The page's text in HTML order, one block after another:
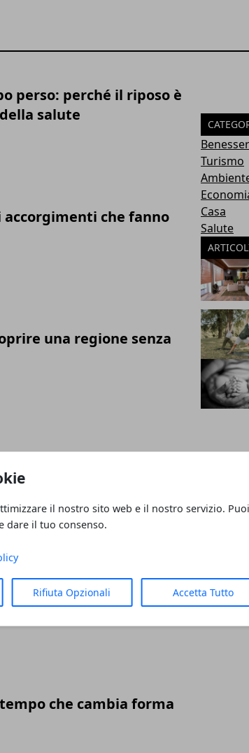
il nostro sito web e il nostro servizio. Puoi
dare il tuo consenso.
Rifiuta Opzionali Accetta Tutto
perso: perché il riposo è
salute
accorgimenti che fanno
una regione senza
o minacce nella
i migliori percorsi
che cambia forma
Turismo
Casa
Salute